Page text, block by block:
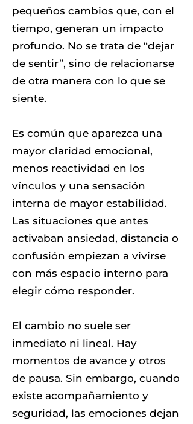
pequeños cambios que, con el
tiempo, generan un impacto
profundo. No se trata de “dejar
de sentir”, sino de relacionarse
de otra manera con lo que se
siente.
Es común que aparezca una
mayor claridad emocional,
menos reactividad en los
vínculos y una sensación
interna de mayor estabilidad.
Las situaciones que antes
activaban ansiedad, distancia o
confusión empiezan a vivirse
con más espacio interno para
elegir cómo responder.
El cambio no suele ser
inmediato ni lineal. Hay
momentos de avance y otros
de pausa. Sin embargo, cuando
existe acompañamiento y
seguridad, las emociones dejan